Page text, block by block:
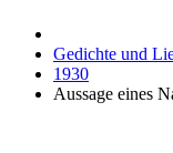
Gedichte und
1930
Aussage eines